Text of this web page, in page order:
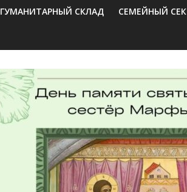
ГУМАНИТАРНЫЙ СКЛАД СЕМЕЙНЫЙ